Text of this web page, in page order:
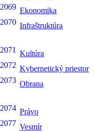
Ekonomika
Infraštruktúra
Kultúra
Kybernetický priestor
Obrana
Právo
Vesmír